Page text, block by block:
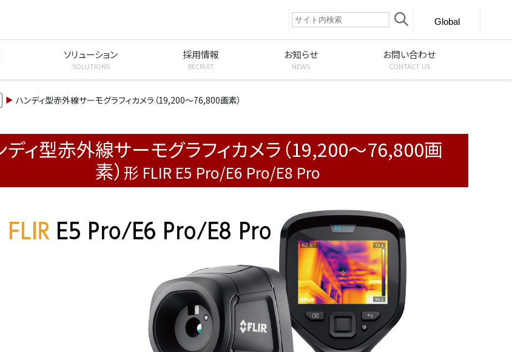
Global
ソリューション
SOLUTIONS
採用情報
RECRUIT
お知らせ
NEWS
お問い合わせ
CONTACT US
ハンディ型赤外線サーモグラフィカメラ（19,200～76,800画素）
ディ型赤外線サーモグラフィカメラ（19,200～76,800画
素） 形 FLIR E5 Pro/E6 Pro/E8 Pro